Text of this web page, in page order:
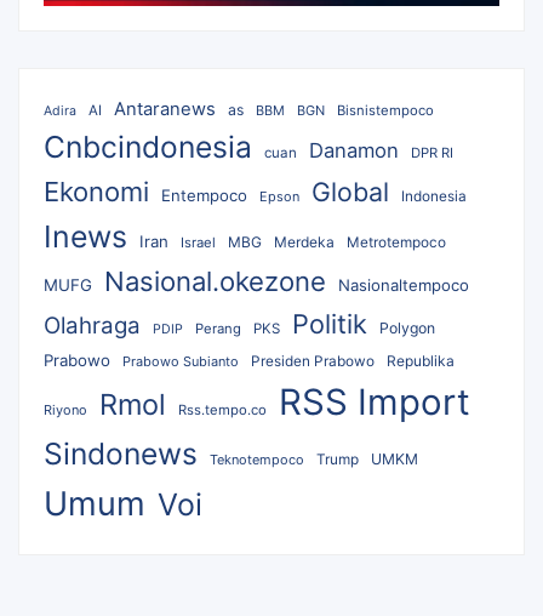
Adira AI Antaranews as BBM BGN Bisnistempoco
Cnbcindonesia cuan Danamon DPR RI
Ekonomi Entempoco Epson Global Indonesia
Inews Iran Israel MBG Merdeka Metrotempoco
MUFG Nasional.okezone Nasionaltempoco
Olahraga PDIP Perang PKS Politik Polygon
Prabowo Prabowo Subianto Presiden Prabowo Republika
Riyono Rmol Rss.tempo.co RSS Import
Sindonews Teknotempoco Trump UMKM
Umum Voi